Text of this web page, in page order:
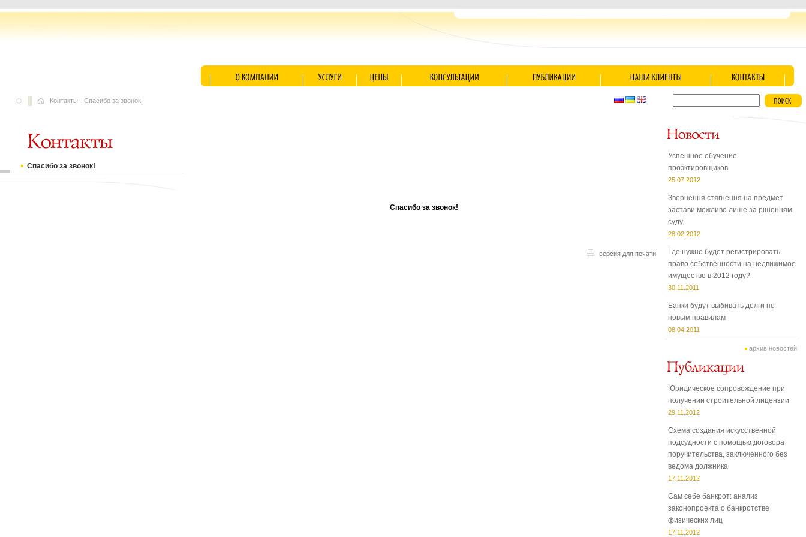
Контакты - Спасибо за звонок!
Спасибо за звонок!
Спасибо за звонок!
версия для печати
Успешное обучение
проэктировщиков
25.07.2012
Звернення стягнення на предмет
застави можливо лише за рішенням
суду.
28.02.2012
Где нужно будет регистрировать
право собственности на недвижимое
имущество в 2012 году?
30.11.2011
Банки будут выбивать долги по
новым правилам
08.04.2011
архив новостей
Юридическое сопровождение при
получении строительной лицензии
29.11.2012
Схема создания искусственной
подсудности с помощью договора
поручительства, заключенного без
ведома должника
17.11.2012
Сам себе банкрот: анализ
законопроекта о банкротстве
физических лиц
17.11.2012